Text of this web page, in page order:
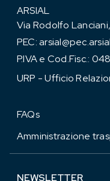
ARSIAL
Via Rodolfo
PEC:
P.IVA e Cod.Fisc.:
URP - Ufficio
FAQs
Amministrazione
NEWSLETTER